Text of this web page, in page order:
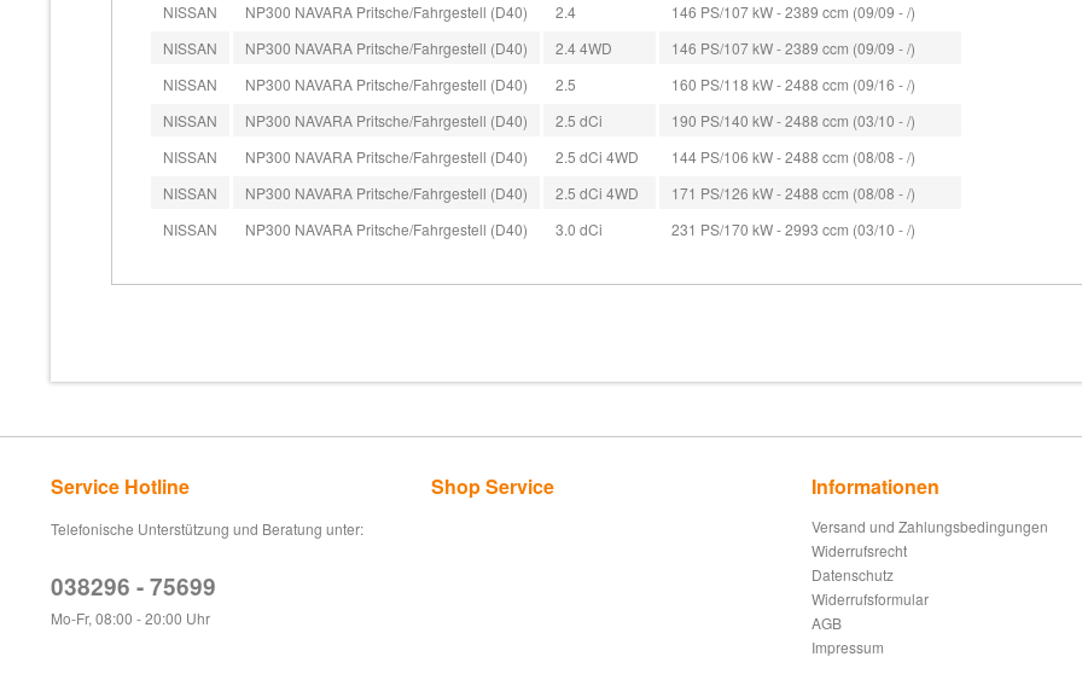
NISSAN
NP300 NAVARA Pritsche/Fahrgestell (D40) 2.4
146 PS/107 kW - 2389 ccm (09/09 - /)
NISSAN
NP300 NAVARA Pritsche/Fahrgestell (D40) 2.4 4WD
146 PS/107 kW - 2389 ccm (09/09 - /)
NISSAN
NP300 NAVARA Pritsche/Fahrgestell (D40) 2.5
160 PS/118 kW - 2488 ccm (09/16 - /)
NISSAN
NP300 NAVARA Pritsche/Fahrgestell (D40) 2.5 dCi
190 PS/140 kW - 2488 ccm (03/10 - /)
NISSAN
NP300 NAVARA Pritsche/Fahrgestell (D40) 2.5 dCi 4WD
144 PS/106 kW - 2488 ccm (08/08 - /)
NISSAN
NP300 NAVARA Pritsche/Fahrgestell (D40) 2.5 dCi 4WD
171 PS/126 kW - 2488 ccm (08/08 - /)
NISSAN
NP300 NAVARA Pritsche/Fahrgestell (D40) 3.0 dCi 231 PS/170 kW - 2993 ccm (03/10 - /)
Service Hotline
Telefonische Unterstützung und Beratung unter:
038296 - 75699
Mo-Fr, 08:00 - 20:00 Uhr
Shop Service Informationen
Versand und Zahlungsbedingungen
Widerrufsrecht
Datenschutz
Widerrufsformular
AGB
Impressum